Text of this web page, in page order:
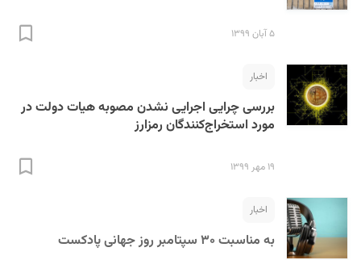
۵ آبان ۱۳۹۹
اخبار
بررسی چرایی اجرایی نشدن مصوبه هیات دولت در
مورد استخراج‌کنندگان رمزارز
۱۹ مهر ۱۳۹۹
اخبار
به مناسبت ۳۰ سپتامبر روز جهانی پادکست